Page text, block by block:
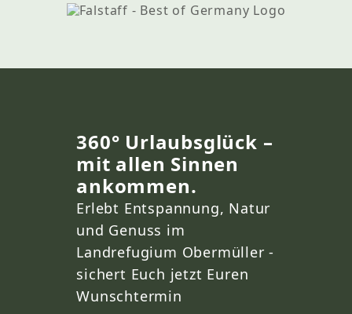
360° Urlaubsglück –
mit allen Sinnen
ankommen.
Erlebt Entspannung, Natur
und Genuss im
Landrefugium Obermüller -
sichert Euch jetzt Euren
Wunschtermin